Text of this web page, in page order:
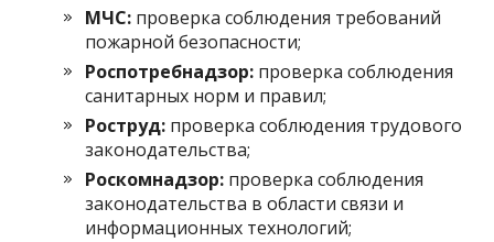
МЧС: проверка соблюдения требований
пожарной безопасности;
Роспотребнадзор: проверка соблюдения
санитарных норм и правил;
Роструд: проверка соблюдения трудового
законодательства;
Роскомнадзор: проверка соблюдения
законодательства в области связи и
информационных технологий;